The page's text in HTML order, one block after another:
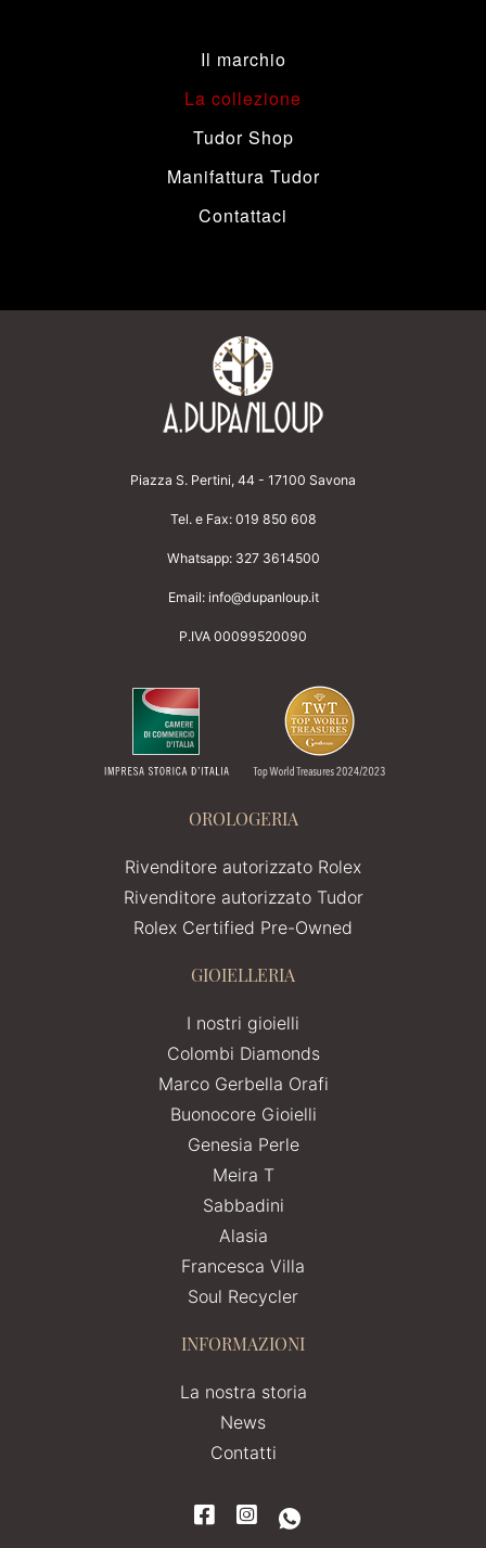
Il marchio
La collezione
Tudor Shop
Manifattura Tudor
Contattaci
Piazza S. Pertini, 44 - 17100 Savona
Tel. e Fax: 019 850 608
Whatsapp: 327 3614500
Email: info@dupanloup.it
P.IVA 00099520090
OROLOGERIA
Rivenditore autorizzato Rolex
Rivenditore autorizzato Tudor
Rolex Certified Pre-Owned
GIOIELLERIA
I nostri gioielli
Colombi Diamonds
Marco Gerbella Orafi
Buonocore Gioielli
Genesia Perle
Meira T
Sabbadini
Alasia
Francesca Villa
Soul Recycler
INFORMAZIONI
La nostra storia
News
Contatti